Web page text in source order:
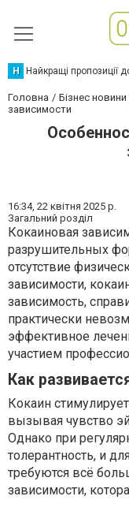
Н Найкращі пропозиції
Головна Бізнес новини
зависимости
16:34, 22 квітня 2025 р.
Загальний розділ
Кокаиновая
разрушительных
отсутствие
зависимости,
зависимость,
практически
эффективное
участием
Как
Кокаин
вызывая чувство
Однако при
толерантность, и
требуются всё
зависимости,